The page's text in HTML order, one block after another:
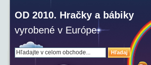
Hľadaj
OD 2010. Hračky a bábiky
vyrobené v Európe.